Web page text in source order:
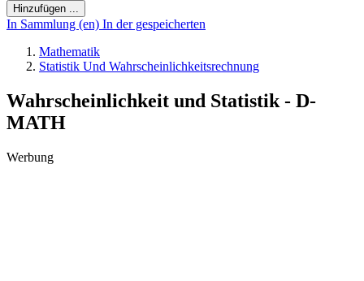
Hinzufügen ...
In Sammlung (en) In der gespeicherten
Mathematik
Statistik Und Wahrscheinlichkeitsrechnung
Wahrscheinlichkeit und Statistik - D-
MATH
Werbung